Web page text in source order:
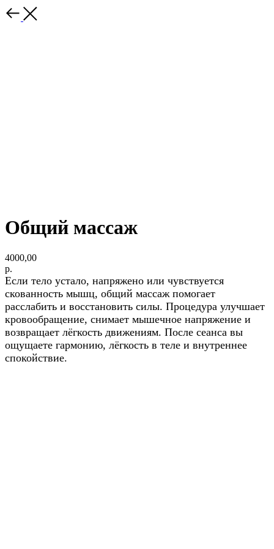
Общий массаж
4000,00
р.
Если тело устало, напряжено или чувствуется
скованность мышц, общий массаж помогает
расслабить и восстановить силы. Процедура улучшает
кровообращение, снимает мышечное напряжение и
возвращает лёгкость движениям. После сеанса вы
ощущаете гармонию, лёгкость в теле и внутреннее
спокойствие.